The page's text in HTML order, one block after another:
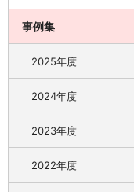
事例集
2025年度
2024年度
2023年度
2022年度